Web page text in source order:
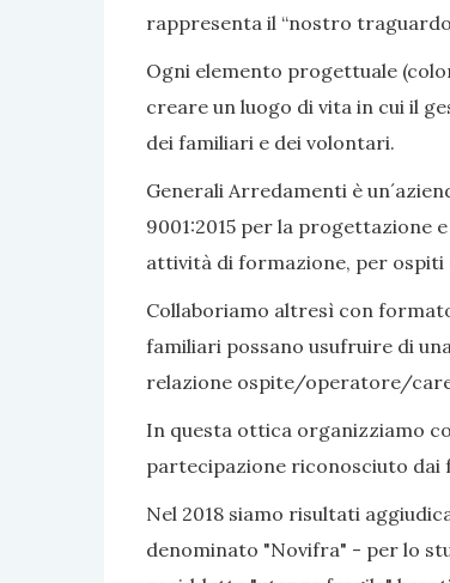
rappresenta il “nostro
Ogni elemento progettuale
creare un luogo di vita in cui il
dei familiari e dei volontari.
Generali Arredamenti è
9001:2015 per la progettazione
attività di formazione, per
Collaboriamo altresì con
familiari possano usufruire di
relazione ospite/operatore/
In questa ottica organizziamo
partecipazione riconosciuto
Nel 2018 siamo risultati
denominato "Novifra" - per lo